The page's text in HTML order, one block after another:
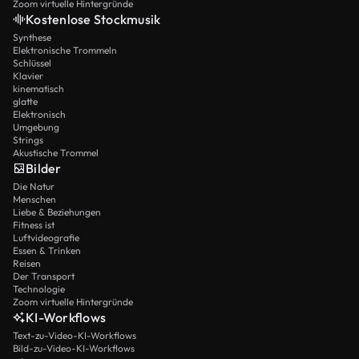
Zoom virtuelle Hintergründe
Kostenlose Stockmusik
Synthese
Elektronische Trommeln
Schlüssel
Klavier
kinematisch
glatte
Elektronisch
Umgebung
Strings
Akustische Trommel
Bilder
Die Natur
Menschen
Liebe & Beziehungen
Fitness ist
Luftvideografie
Essen & Trinken
Reisen
Der Transport
Technologie
Zoom virtuelle Hintergründe
KI-Workflows
Text-zu-Video-KI-Workflows
Bild-zu-Video-KI-Workflows